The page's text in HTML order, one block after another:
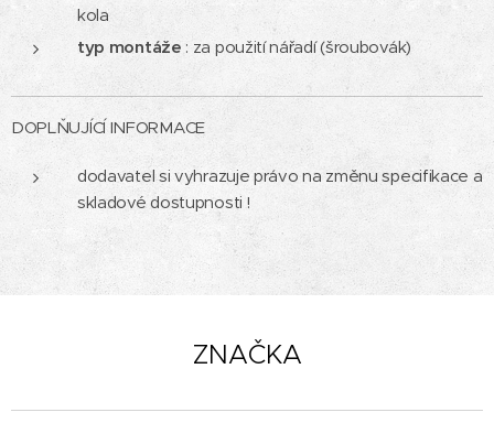
kola
typ montáže : za použití nářadí (šroubovák)
DOPLŇUJÍCÍ INFORMACE
dodavatel si vyhrazuje právo na změnu specifikace a
skladové dostupnosti !
ZNAČKA